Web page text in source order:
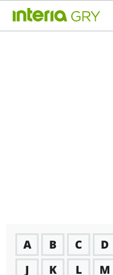
A B C D
J
K L M